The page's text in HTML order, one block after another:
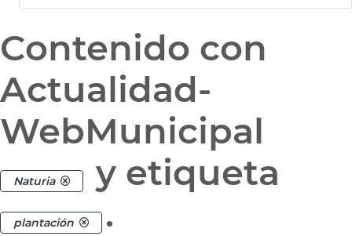
Contenido con
Actualidad-
WebMunicipal
Naturia y etiqueta
plantación .